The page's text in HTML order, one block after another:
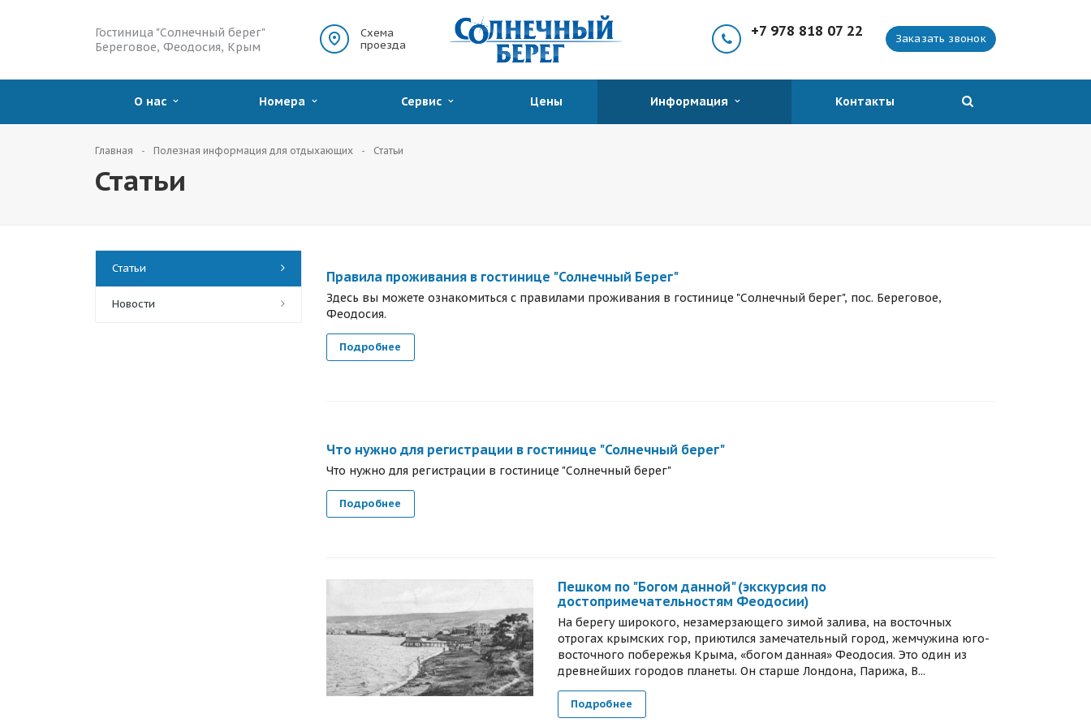
Гостиница "Солнечный берег"
Береговое, Феодосия, Крым
Схема
проезда
Заказать звонок
+7 978 818 07 22
О нас Номера Сервис Цены Информация Контакты
Главная Полезная информация для отдыхающих Статьи
Статьи
Статьи
Новости
Правила проживания в гостинице "Солнечный Берег"
Здесь вы можете ознакомиться с правилами проживания в гостинице "Солнечный берег", пос. Береговое,
Феодосия.
Подробнее
Что нужно для регистрации в гостинице "Солнечный берег"
Что нужно для регистрации в гостинице "Солнечный берег"
Подробнее
Пешком по "Богом данной" (экскурсия по
достопримечательностям Феодосии)
На берегу широкого, незамерзающего зимой залива, на восточных
отрогах крымских гор, приютился замечательный город, жемчужина юго-
восточного побережья Крыма, «богом данная» Феодосия. Это один из
древнейших городов планеты. Он старше Лондона, Парижа, В...
Подробнее